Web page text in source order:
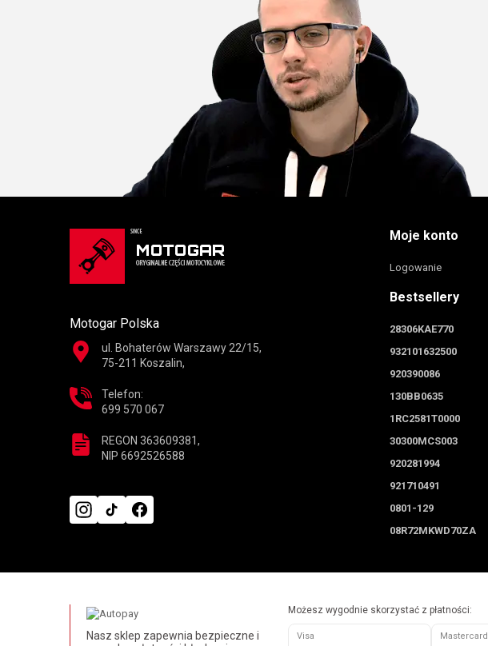
Motogar Polska
ul. Bohaterów Warszawy 22/15,
75-211 Koszalin,
Telefon:
699 570 067
REGON 363609381,
NIP 6692526588
Moje konto
Logowanie
Bestsellery
28306KAE770
932101632500
920390086
130BB0635
1RC2581T0000
30300MCS003
920281994
921710491
0801-129
08R72MKWD70ZA
Nasz sklep zapewnia bezpieczne i
Możesz wygodnie skorzystać z płatności:
Visa Mastercard